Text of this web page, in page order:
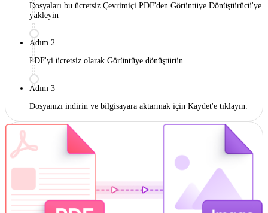
Dosyaları bu ücretsiz Çevrimiçi PDF'den Görüntüye Dönüştürücü'ye
yükleyin
Adım 2
PDF'yi ücretsiz olarak Görüntüye dönüştürün.
Adım 3
Dosyanızı indirin ve bilgisayara aktarmak için Kaydet'e tıklayın.